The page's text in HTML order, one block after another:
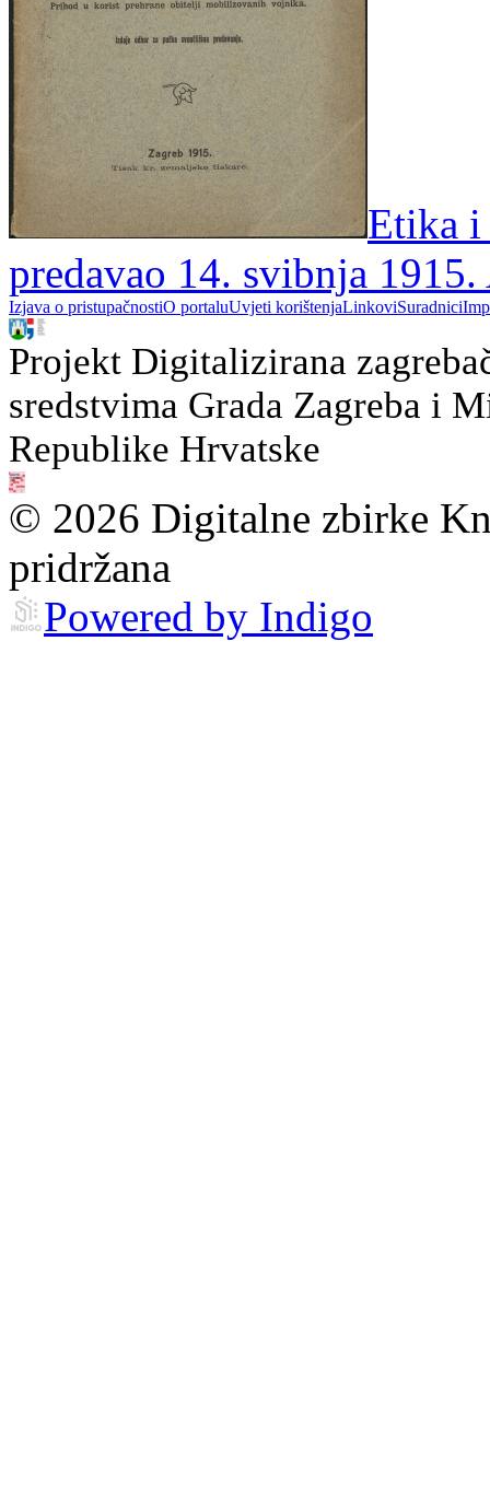
Etika i
predavao 14. svibnja
Izjava o pristupačnostiO portaluUvjeti korištenjaLinkoviSuradnici
Projekt Digitalizirana
sredstvima Grada Zagreba i
Republike Hrvatske
© 2026 Digitalne zbirke
pridržana
Powered by Indigo